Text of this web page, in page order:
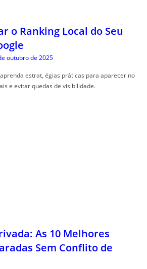
o Ranking Local do Seu
outubro de 2025
estrat, égias práticas para aparecer no
e evitar quedas de visibilidade.
As 10 Melhores
Sem Conflito de